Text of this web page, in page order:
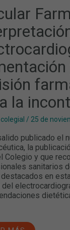
la
/ 25 de
publicado el
la
Colegio y que
sanitarios
en
del